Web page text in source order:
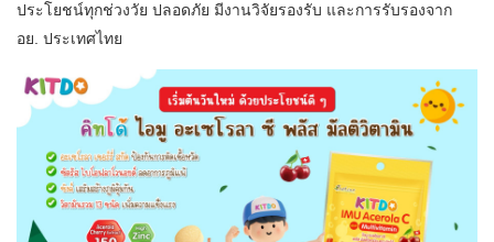
ประโยชน์ทุกช่วงวัย ปลอดภัย มีงานวิจัยรองรับ และการรับรองจาก
อย. ประเทศไทย